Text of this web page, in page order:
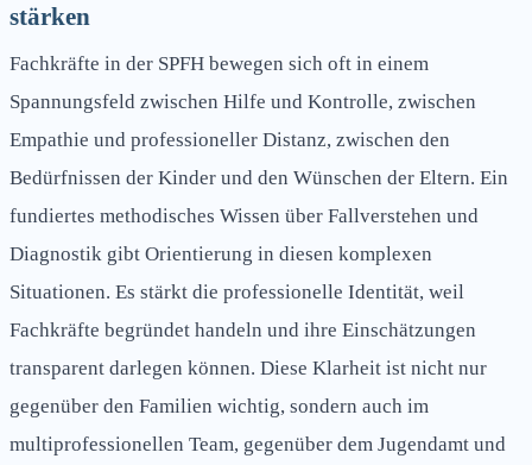
stärken
Fachkräfte in der SPFH bewegen sich oft in einem
Spannungsfeld zwischen Hilfe und Kontrolle, zwischen
Empathie und professioneller Distanz, zwischen den
Bedürfnissen der Kinder und den Wünschen der Eltern. Ein
fundiertes methodisches Wissen über Fallverstehen und
Diagnostik gibt Orientierung in diesen komplexen
Situationen. Es stärkt die professionelle Identität, weil
Fachkräfte begründet handeln und ihre Einschätzungen
transparent darlegen können. Diese Klarheit ist nicht nur
gegenüber den Familien wichtig, sondern auch im
multiprofessionellen Team, gegenüber dem Jugendamt und